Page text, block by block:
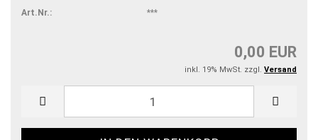
Art.Nr.: ***
0,00 EUR
inkl. 19% MwSt. zzgl. Versand